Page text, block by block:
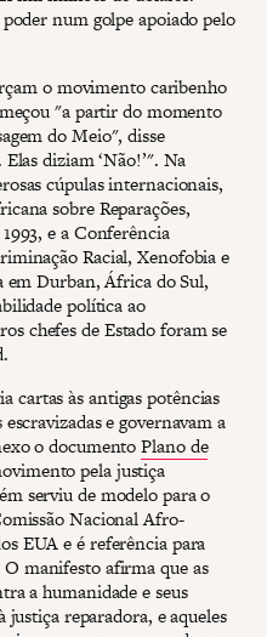
num golpe apoiado pelo
o movimento caribenho
"a partir do momento
do Meio", disse
diziam ‘Não!’". Na
cúpulas internacionais,
sobre Reparações,
e a Conferência
Racial, Xenofobia e
Durban, África do Sul,
política ao
chefes de Estado foram se
cartas às antigas potências
e governavam a
o documentoPlano de
pela justiça
serviu de modelo para o
Nacional Afro-
EUA e é referência para
manifesto afirma que as
a humanidade e seus
reparadora, e aqueles